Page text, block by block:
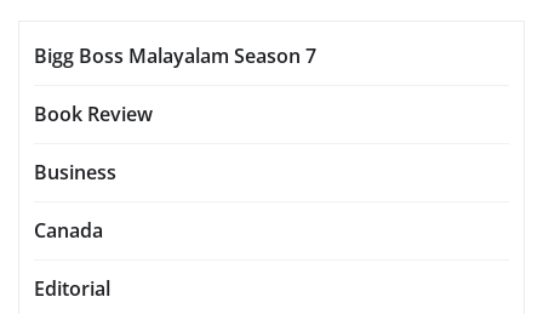
Bigg Boss Malayalam Season 7
Book Review
Business
Canada
Editorial